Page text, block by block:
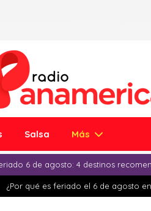
Salsa Más
6 de agosto: 4 destinos
¿Por qué es feriado el 6 de agosto